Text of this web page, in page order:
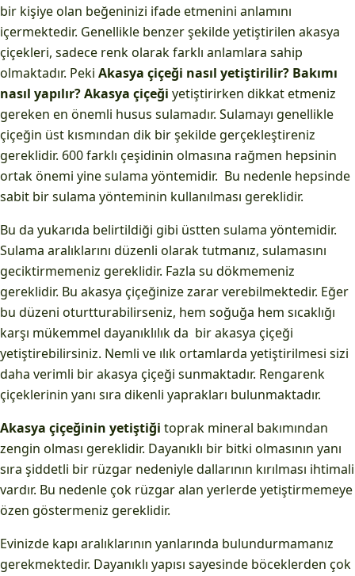
bir kişiye olan beğeninizi ifade etmenini anlamını
içermektedir. Genellikle benzer şekilde yetiştirilen akasya
çiçekleri, sadece renk olarak farklı anlamlara sahip
olmaktadır. Peki Akasya çiçeği nasıl yetiştirilir? Bakımı
nasıl yapılır? Akasya çiçeği yetiştirirken dikkat etmeniz
gereken en önemli husus sulamadır. Sulamayı genellikle
çiçeğin üst kısmından dik bir şekilde gerçekleştireniz
gereklidir. 600 farklı çeşidinin olmasına rağmen hepsinin
ortak önemi yine sulama yöntemidir. Bu nedenle hepsinde
sabit bir sulama yönteminin kullanılması gereklidir.
Bu da yukarıda belirtildiği gibi üstten sulama yöntemidir.
Sulama aralıklarını düzenli olarak tutmanız, sulamasını
geciktirmemeniz gereklidir. Fazla su dökmemeniz
gereklidir. Bu akasya çiçeğinize zarar verebilmektedir. Eğer
bu düzeni oturtturabilirseniz, hem soğuğa hem sıcaklığı
karşı mükemmel dayanıklılık da bir akasya çiçeği
yetiştirebilirsiniz. Nemli ve ılık ortamlarda yetiştirilmesi sizi
daha verimli bir akasya çiçeği sunmaktadır. Rengarenk
çiçeklerinin yanı sıra dikenli yaprakları bulunmaktadır.
Akasya çiçeğinin yetiştiği toprak mineral bakımından
zengin olması gereklidir. Dayanıklı bir bitki olmasının yanı
sıra şiddetli bir rüzgar nedeniyle dallarının kırılması ihtimali
vardır. Bu nedenle çok rüzgar alan yerlerde yetiştirmemeye
özen göstermeniz gereklidir.
Evinizde kapı aralıklarının yanlarında bulundurmamanız
gerekmektedir. Dayanıklı yapısı sayesinde böceklerden çok